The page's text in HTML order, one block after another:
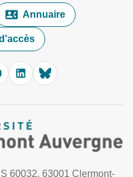
Annuaire
60032, 63001 Clermont-